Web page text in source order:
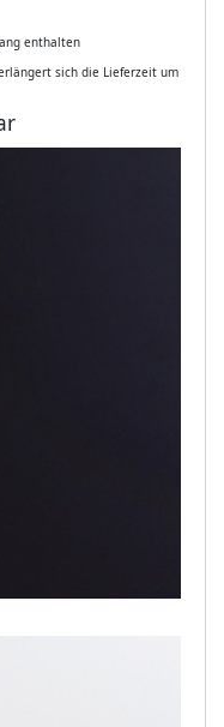
enthalten
sich die Lieferzeit um